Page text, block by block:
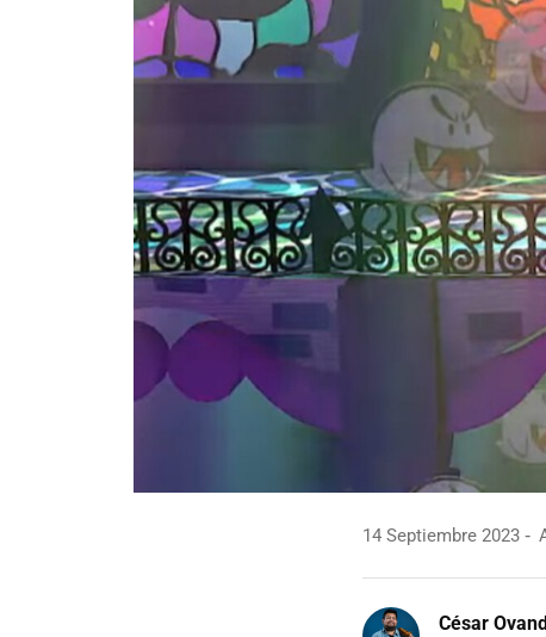
14 Septiembre 2023
César